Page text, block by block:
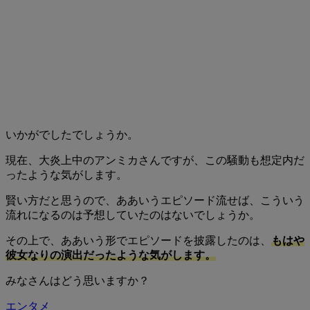
いかがでしたでしょうか。
現在、大炎上中のアンミカさんですが、この騒動も想定内だ
ったような気がします。
賢い方だと思うので、ああいうエピソード流せば、こういう
流れになるのは予想していたのはないでしょうか。
その上で、ああいう形でエピソードを披露したのは、 もはや
彼女なりの演出だったような気がします。
みなさんはどう思いますか？
エンタメ